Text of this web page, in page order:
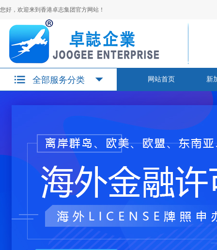
您好，欢迎来到香港卓志集团官方网站！
全部服务分类 网站首页 新